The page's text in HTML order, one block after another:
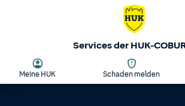
Services der HUK-
Meine HUK Schaden melden